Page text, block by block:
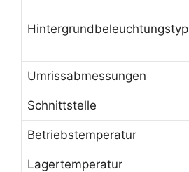
Hintergrundbeleuchtungstyp
Umrissabmessungen
Schnittstelle
Betriebstemperatur
Lagertemperatur